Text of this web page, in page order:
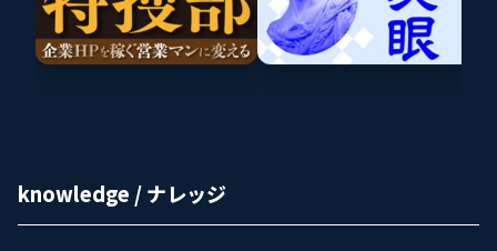
knowledge / ナレッジ